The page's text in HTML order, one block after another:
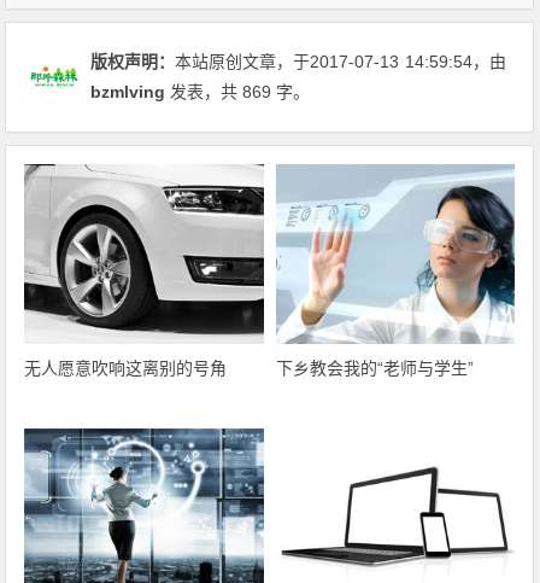
版权声明：本站原创文章，于2017-07-13 14:59:54，由
bzmlving 发表，共 869 字。
无人愿意吹响这离别的号角 下乡教会我的“老师与学生”